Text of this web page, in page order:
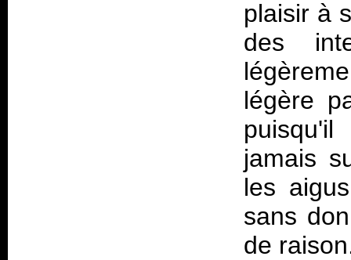
plaisir à
des
légère
jamais
les
sans
de